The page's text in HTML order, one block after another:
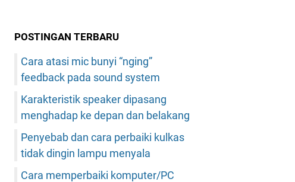
POSTINGAN TERBARU
Cara atasi mic bunyi “nging”
feedback pada sound system
Karakteristik speaker dipasang
menghadap ke depan dan belakang
Penyebab dan cara perbaiki kulkas
tidak dingin lampu menyala
Cara memperbaiki komputer/PC